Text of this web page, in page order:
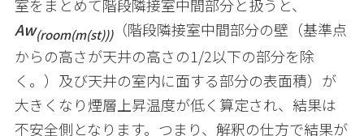
室をまとめて階段隣接室中間部分と扱うと、
Aw(room(m(st)))（階段隣接室中間部分の壁（基準点
からの高さが天井の高さの1/2以下の部分を除
く。）及び天井の室内に面する部分の表面積）が
大きくなり煙層上昇温度が低く算定され、結果は
不安全側となります。つまり、解釈の仕方で結果が